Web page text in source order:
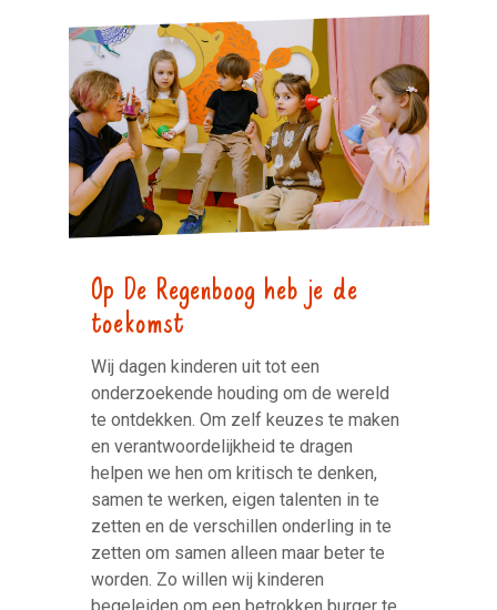
Op De Regenboog heb je de
toekomst
Wij dagen kinderen uit tot een
onderzoekende houding om de wereld
te ontdekken. Om zelf keuzes te maken
en verantwoordelijkheid te dragen
helpen we hen om kritisch te denken,
samen te werken, eigen talenten in te
zetten en de verschillen onderling in te
zetten om samen alleen maar beter te
worden. Zo willen wij kinderen